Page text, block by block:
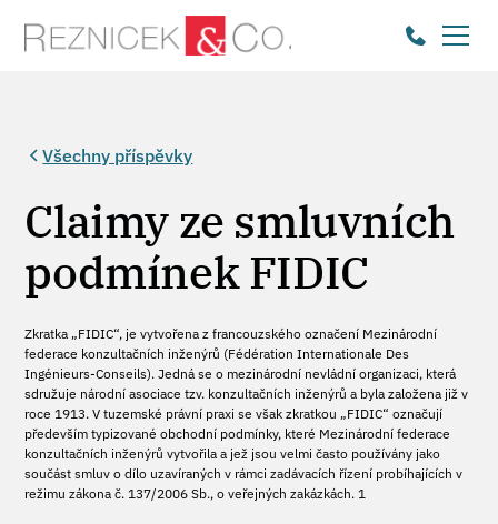
Všechny příspěvky
Claimy ze smluvních
podmínek FIDIC
Zkratka „FIDIC“, je vytvořena z francouzského označení Mezinárodní
federace konzultačních inženýrů (Fédération Internationale Des
Ingénieurs-Conseils). Jedná se o mezinárodní nevládní organizaci, která
sdružuje národní asociace tzv. konzultačních inženýrů a byla založena již v
roce 1913. V tuzemské právní praxi se však zkratkou „FIDIC“ označují
především typizované obchodní podmínky, které Mezinárodní federace
konzultačních inženýrů vytvořila a jež jsou velmi často používány jako
součást smluv o dílo uzavíraných v rámci zadávacích řízení probíhajících v
režimu zákona č. 137/2006 Sb., o veřejných zakázkách. 1